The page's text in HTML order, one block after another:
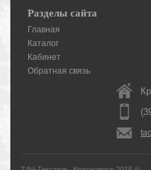
Разделы сайта
Главная
Каталог
Кабинет
Обратная связь